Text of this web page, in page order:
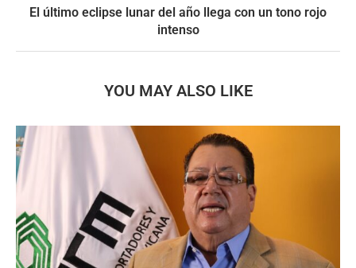
El último eclipse lunar del año llega con un tono rojo
intenso
YOU MAY ALSO LIKE